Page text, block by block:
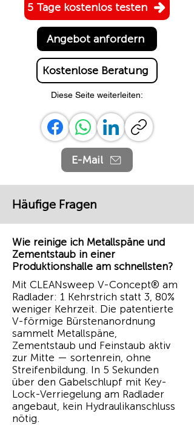
5 Tage kostenlos testen
Angebot anfordern
Kostenlose Beratung
Diese Seite weiterleiten:
E-Mail
Häufige Fragen
Wie reinige ich Metallspäne und
Zementstaub in einer
Produktionshalle am schnellsten?
Mit CLEANsweep V-Concept® am
Radlader: 1 Kehrstrich statt 3, 80%
weniger Kehrzeit. Die patentierte
V-förmige Bürstenanordnung
sammelt Metallspäne,
Zementstaub und Feinstaub aktiv
zur Mitte — sortenrein, ohne
Streifenbildung. In 5 Sekunden
über den Gabelschlupf mit Key-
Lock-Verriegelung am Radlader
angebaut, kein Hydraulikanschluss
nötig.